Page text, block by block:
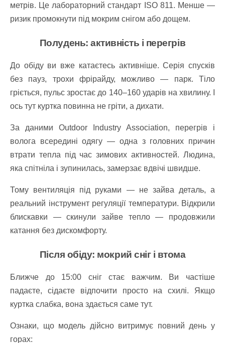
метрів. Це лабораторний стандарт ISO 811. Менше —
ризик промокнути під мокрим снігом або дощем.
Полудень: активність і перегрів
До обіду ви вже катаєтесь активніше. Серія спусків
без пауз, трохи фрірайду, можливо — парк. Тіло
гріється, пульс зростає до 140–160 ударів на хвилину. І
ось тут куртка повинна не гріти, а дихати.
За даними Outdoor Industry Association, перегрів і
волога всередині одягу — одна з головних причин
втрати тепла під час зимових активностей. Людина,
яка спітніла і зупинилась, замерзає вдвічі швидше.
Тому вентиляція під руками — не зайва деталь, а
реальний інструмент регуляції температури. Відкрили
блискавки — скинули зайве тепло — продовжили
катання без дискомфорту.
Після обіду: мокрий сніг і втома
Ближче до 15:00 сніг стає важчим. Ви частіше
падаєте, сідаєте відпочити просто на схилі. Якщо
куртка слабка, вона здається саме тут.
Ознаки, що модель дійсно витримує повний день у
горах: